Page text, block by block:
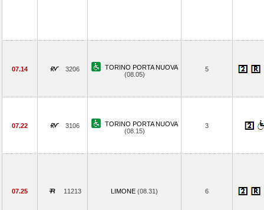
07.14 3206
TORINO PORTA NUOVA
(08.05)
5
07.22 3106
TORINO PORTA NUOVA
(08.15)
3
07.25 11213 LIMONE (08.31) 6